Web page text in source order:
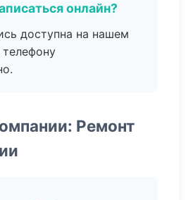
онлайн?
доступна на нашем
Ремонт